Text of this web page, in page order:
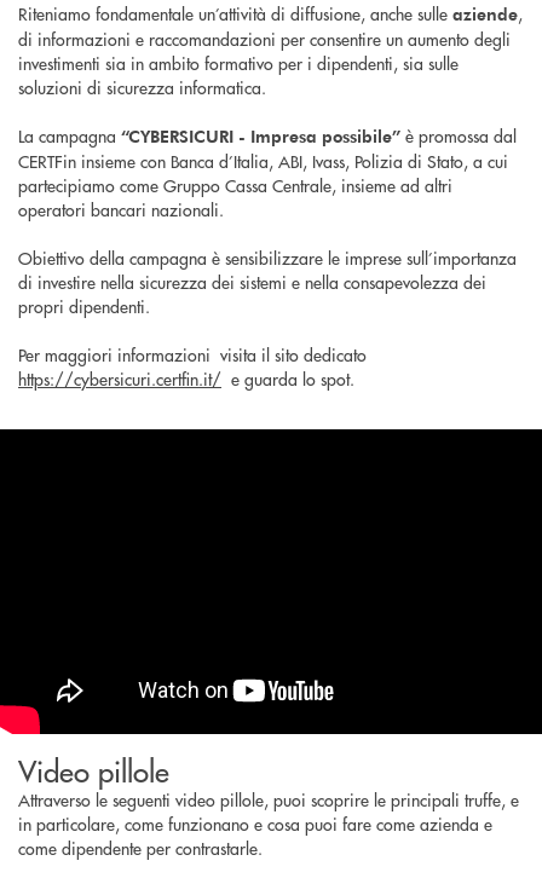
Riteniamo fondamentale un’attività di diffusione, anche sulle aziende,
di informazioni e raccomandazioni per consentire un aumento degli
investimenti sia in ambito formativo per i dipendenti, sia sulle
soluzioni di sicurezza informatica.
La campagna “CYBERSICURI - Impresa possibile” è promossa dal
CERTFin insieme con Banca d’Italia, ABI, Ivass, Polizia di Stato, a cui
partecipiamo come Gruppo Cassa Centrale, insieme ad altri
operatori bancari nazionali.
Obiettivo della campagna è sensibilizzare le imprese sull’importanza
di investire nella sicurezza dei sistemi e nella consapevolezza dei
propri dipendenti.
Per maggiori informazioni visita il sito dedicato
https://cybersicuri.certfin.it/ e guarda lo spot.
Video pillole
Attraverso le seguenti video pillole, puoi scoprire le principali truffe, e
in particolare, come funzionano e cosa puoi fare come azienda e
come dipendente per contrastarle.